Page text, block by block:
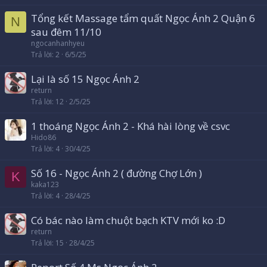
N
Tổng kết Massage tẩm quất Ngọc Ánh 2 Quận 6
sau đêm 11/10
ngocanhanhyeu
Trả lời 2 6/5/25
Lại là số 15 Ngọc Ánh 2
return
Trả lời 12 2/5/25
1 thoáng Ngọc Ánh 2 - Khá hài lòng về csvc
Hido86
Trả lời 4 30/4/25
K Số 16 - Ngọc Ánh 2 ( đường Chợ Lớn )
kaka123
Trả lời 4 28/4/25
Có bác nào làm chuột bạch KTV mới ko :D
return
Trả lời 15 28/4/25